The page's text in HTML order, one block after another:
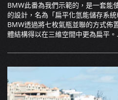
BMW此番為我們示範的，是一套能
的設計，名為「扁平化氫能儲存系
BMW透過將七枚氣瓶並聯的方式佈
體結構得以在三維空間中更為扁平